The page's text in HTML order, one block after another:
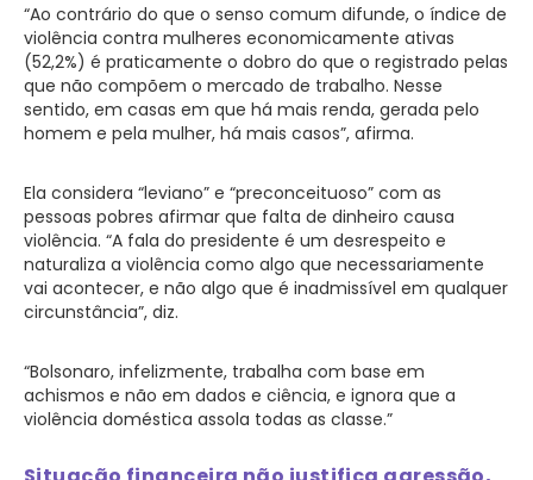
“Ao contrário do que o senso comum difunde, o índice de
violência contra mulheres economicamente ativas
(52,2%) é praticamente o dobro do que o registrado pelas
que não compõem o mercado de trabalho. Nesse
sentido, em casas em que há mais renda, gerada pelo
homem e pela mulher, há mais casos”, afirma.
Ela considera “leviano” e “preconceituoso” com as
pessoas pobres afirmar que falta de dinheiro causa
violência. “A fala do presidente é um desrespeito e
naturaliza a violência como algo que necessariamente
vai acontecer, e não algo que é inadmissível em qualquer
circunstância”, diz.
“Bolsonaro, infelizmente, trabalha com base em
achismos e não em dados e ciência, e ignora que a
violência doméstica assola todas as classe.”